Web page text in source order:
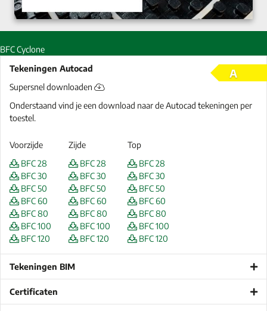
BFC Cyclone
A
Tekeningen Autocad
Supersnel downloaden
Onderstaand vind je een download naar de Autocad tekeningen per
toestel.
Voorzijde
BFC 28
BFC 30
BFC 50
BFC 60
BFC 80
BFC 100
BFC 120
Zijde
BFC 28
BFC 30
BFC 50
BFC 60
BFC 80
BFC 100
BFC 120
Top
BFC 28
BFC 30
BFC 50
BFC 60
BFC 80
BFC 100
BFC 120
Tekeningen BIM
Certificaten